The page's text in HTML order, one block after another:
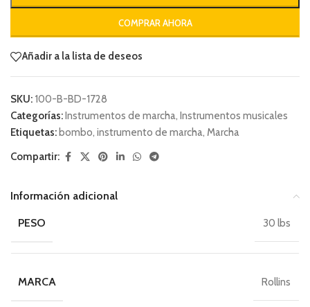
COMPRAR AHORA
Añadir a la lista de deseos
SKU: 100-B-BD-1728
Categorías:Instrumentos de marcha, Instrumentos musicales
Etiquetas: bombo, instrumento de marcha, Marcha
Compartir:
Información adicional
PESO 30 lbs
MARCA Rollins